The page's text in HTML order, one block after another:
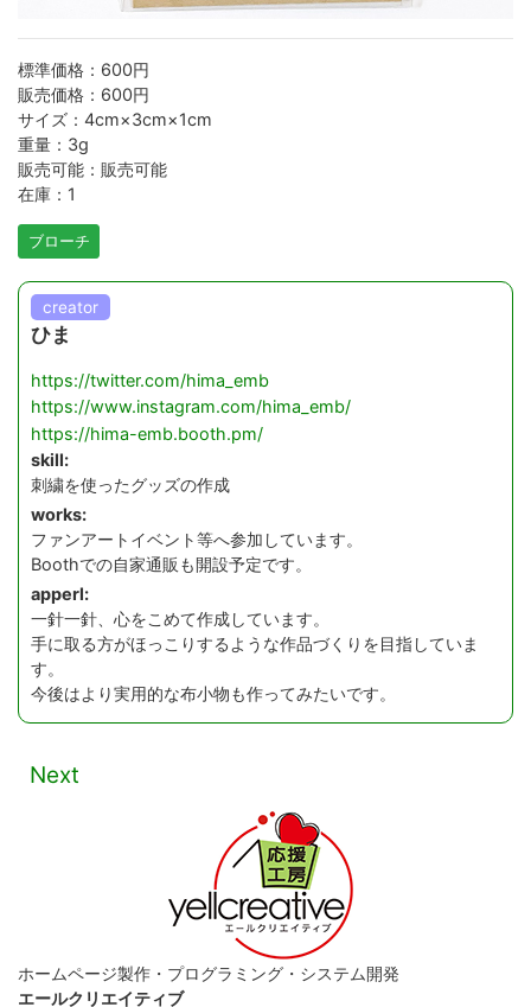
標準価格：600円
販売価格：600円
サイズ：4cm×3cm×1cm
重量：3g
販売可能：販売可能
在庫：1
ブローチ
creator
ひま
https://twitter.com/hima_emb
https://www.instagram.com/hima_emb/
https://hima-emb.booth.pm/
skill:
刺繍を使ったグッズの作成
works:
ファンアートイベント等へ参加しています。
Boothでの自家通販も開設予定です。
apperl:
一針一針、心をこめて作成しています。
手に取る方がほっこりするような作品づくりを目指していま
す。
今後はより実用的な布小物も作ってみたいです。
Next
ホームページ製作・プログラミング・システム開発
エールクリエイティブ